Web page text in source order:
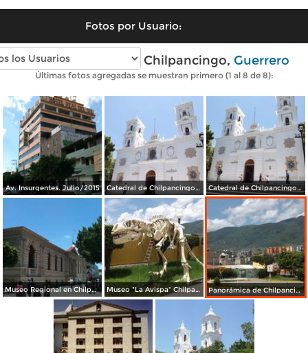
Fotos por Usuario:
Fotos modernas de Chilpancingo, Guerrero
Últimas fotos agregadas se muestran primero (1 al 8 de 8):
Av. Insurgentes. Julio/2015 Catedral de Chilpancingo. Julio/2015 Catedral de Chilpancingo. Julio/2015
Museo Regional en Chilpancingo. Julio/2015 Museo "La Avispa" Chilpancingo, Guerrero. Julio/2013 Panorámica de Chilpancingo, Gro. Julio/2013